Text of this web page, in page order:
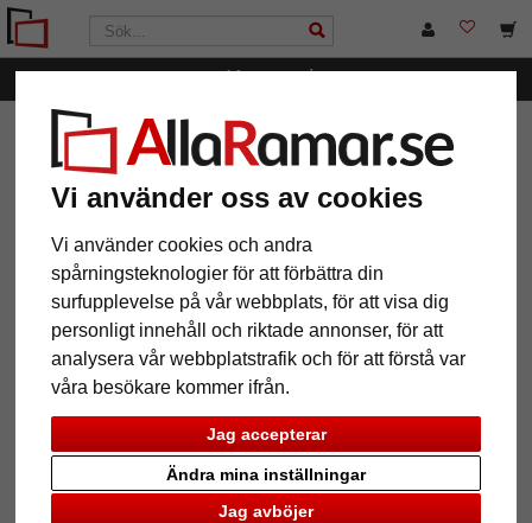
Vi använder oss av cookies
Vi använder cookies och andra
spårningsteknologier för att förbättra din
surfupplevelse på vår webbplats, för att visa dig
personligt innehåll och riktade annonser, för att
analysera vår webbplatstrafik och för att förstå var
våra besökare kommer ifrån.
Jag accepterar
Jag avböjer
Ändra mina inställningar
Kategorier
AllaRamar.se Märken Deknudt
Filter: Ramtyp:
fotoramar, Material: glas
Återställ alla filter
Ramtyp: fotoramar
Material: glas
Grid